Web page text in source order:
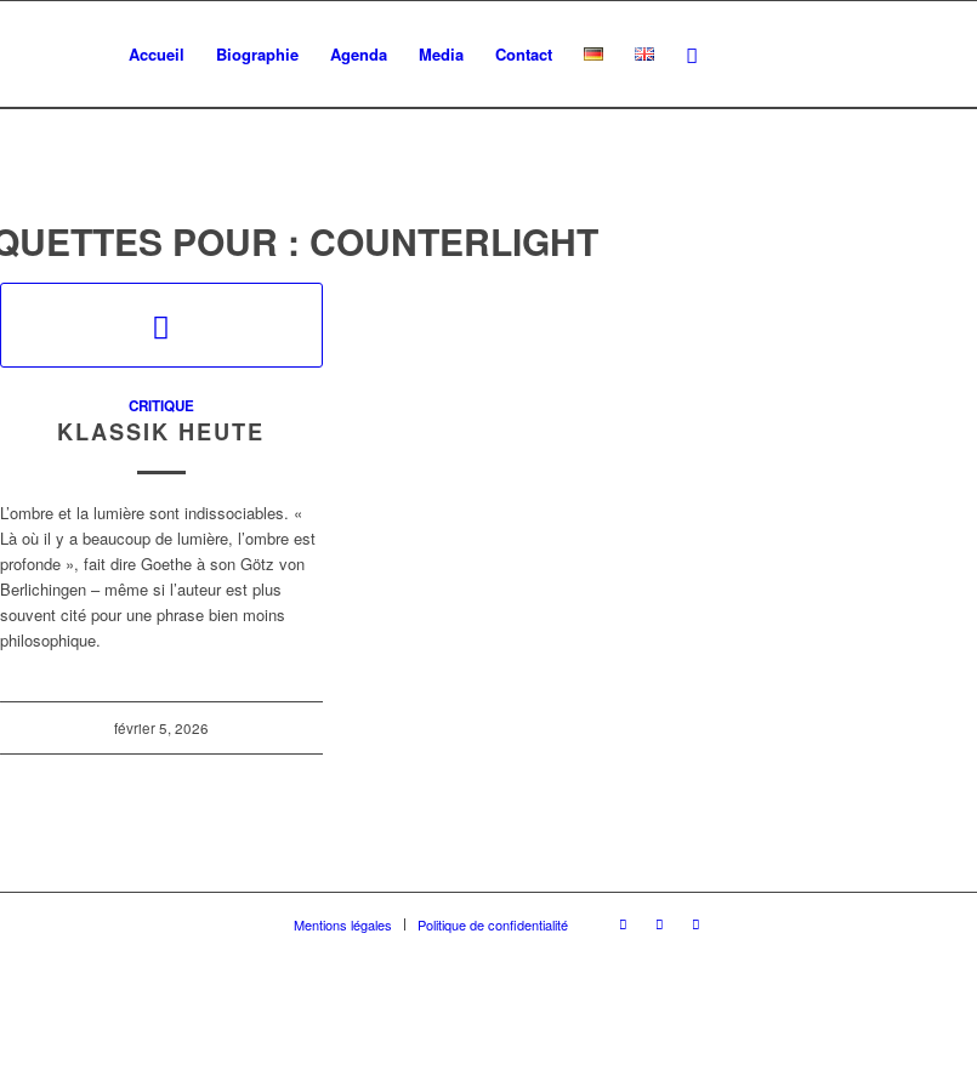
Accueil Biographie Agenda Media Contact
POUR : COUNTERLIGHT
CRITIQUE
KLASSIK HEUTE
L’ombre et la lumière sont indissociables. «
Là où il y a beaucoup de lumière, l’ombre est
profonde », fait dire Goethe à son Götz von
Berlichingen – même si l’auteur est plus
souvent cité pour une phrase bien moins
philosophique.
février 5, 2026
Mentions légales Politique de confidentialité